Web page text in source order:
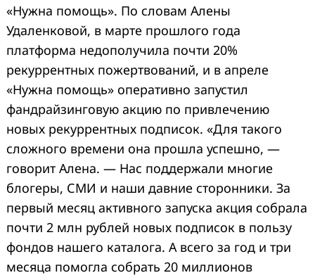
«Нужна помощь». По словам Алены
Удаленковой, в марте прошлого года
платформа недополучила почти 20%
рекуррентных пожертвований, и в апреле
«Нужна помощь» оперативно запустил
фандрайзинговую акцию по привлечению
новых рекуррентных подписок. «Для такого
сложного времени она прошла успешно, —
говорит Алена. — Нас поддержали многие
блогеры, СМИ и наши давние сторонники. За
первый месяц активного запуска акция собрала
почти 2 млн рублей новых подписок в пользу
фондов нашего каталога. А всего за год и три
месяца помогла собрать 20 миллионов